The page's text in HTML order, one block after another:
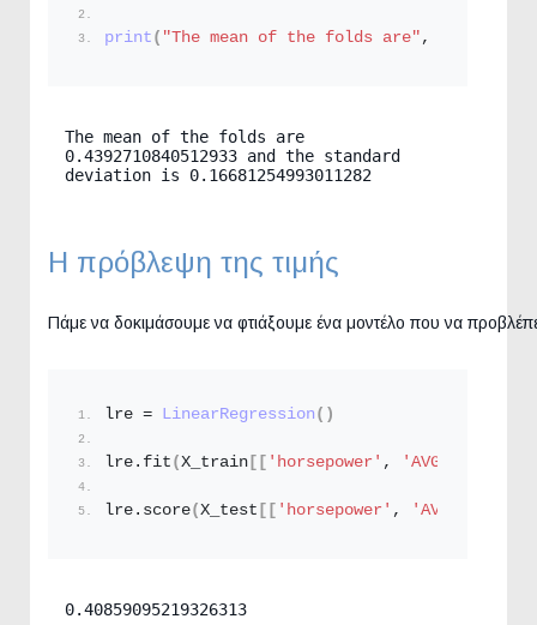
print ( "The mean of the folds are" , Rcross.
The mean of the folds are
0.4392710840512933 and the standard
deviation is 0.16681254993011282
Η πρόβλεψη της τιμής
Πάμε να δοκιμάσουμε να φτιάξουμε ένα μοντέλο που να
lre = LinearRegression ()
lre. fit (X_train [[ 'horsepower' , 'AVG-mpg'
lre. score(X_test [[ 'horsepower' , 'AVG-mpg'
0.40859095219326313